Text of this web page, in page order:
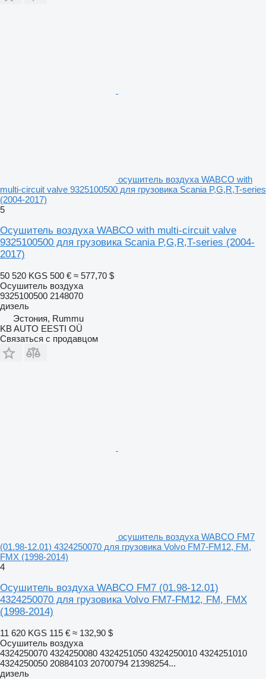
осушитель воздуха WABCO with
multi-circuit valve 9325100500 для грузовика Scania P,G,R,T-series
(2004-2017)
5
Осушитель воздуха WABCO with multi-circuit valve
9325100500 для грузовика Scania P,G,R,T-series (2004-
2017)
50 520 KGS 500 € ≈ 577,70 $
Осушитель воздуха
9325100500 2148070
дизель
Эстония, Rummu
KB AUTO EESTI OÜ
Связаться с продавцом
осушитель воздуха WABCO FM7
(01.98-12.01) 4324250070 для грузовика Volvo FM7-FM12, FM,
FMX (1998-2014)
4
Осушитель воздуха WABCO FM7 (01.98-12.01)
4324250070 для грузовика Volvo FM7-FM12, FM, FMX
(1998-2014)
11 620 KGS 115 € ≈ 132,90 $
Осушитель воздуха
4324250070 4324250080 4324251050 4324250010 4324251010
4324250050 20884103 20700794 21398254...
дизель